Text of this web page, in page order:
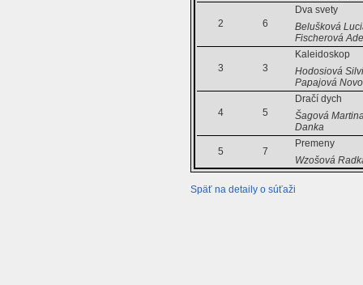
2 6
Dva svety
Belušková
Fischerová
3 3
Kaleidoskop
Hodosiová
Papajová
4 5
Dračí dych
Šagová
Danka
5 7
Premeny
Wzošová
Späť na detaily o súťaži